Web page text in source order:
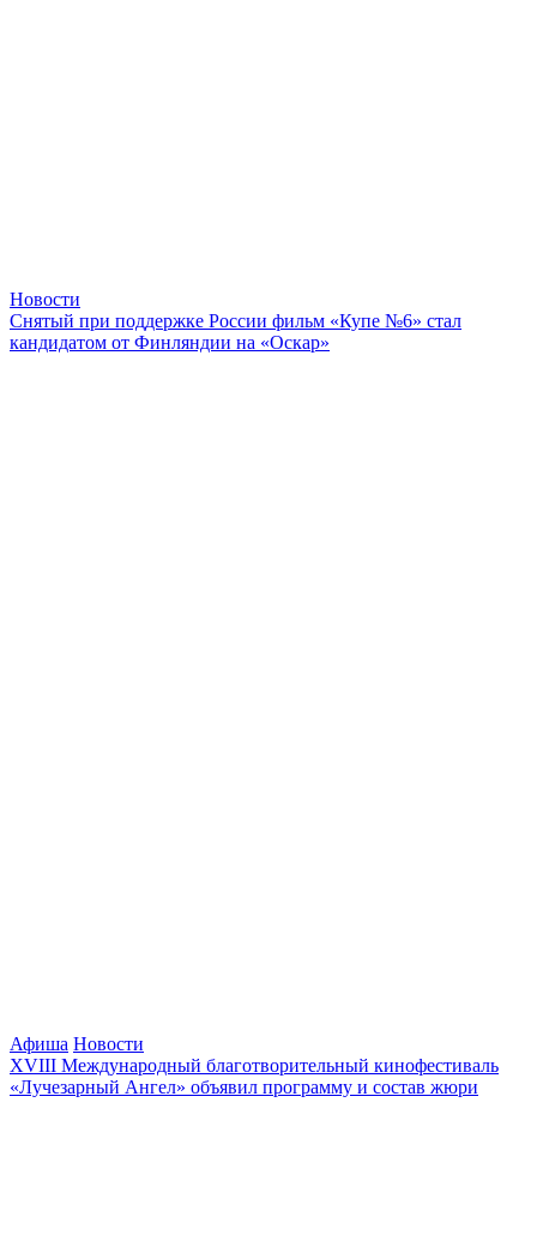
Новости
Снятый при поддержке России фильм «Купе №6» стал
кандидатом от Финляндии на «Оскар»
Афиша Новости
XVIII Международный благотворительный кинофестиваль
«Лучезарный Ангел» объявил программу и состав жюри